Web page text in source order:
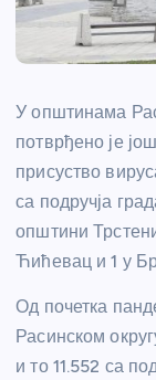
У општинама
потврђено је
присуство
са подручја
општини
Ћићевац и 1 у
Од почетка
Расинском
и то 11.552 са